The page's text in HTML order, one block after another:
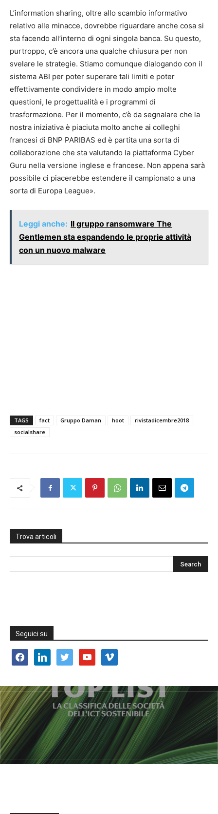
L’information sharing, oltre allo scambio informativo
relativo alle minacce, dovrebbe riguardare anche cosa si
sta facendo all’interno di ogni singola banca. Su questo,
purtroppo, c’è ancora una qualche chiusura per non
svelare le strategie. Stiamo comunque dialogando con il
sistema ABI per poter superare tali limiti e poter
effettivamente condividere in modo ampio molte
questioni, le progettualità e i programmi di
trasformazione. Per il momento, c’è da segnalare che la
nostra iniziativa è piaciuta molto anche ai colleghi
francesi di BNP PARIBAS ed è partita una sorta di
collaborazione che sta valutando la piattaforma Cyber
Guru nella versione inglese e francese. Non appena sarà
possibile ci piacerebbe estendere il campionato a una
sorta di Europa League».
Leggi anche: Il gruppo ransomware The
Gentlemen sta espandendo le proprie attività
con un nuovo malware
TAGS fact Gruppo Daman hoot
rivistadicembre2018
socialshare
Trova articoli
Seguici su
facebooklinkedin twitter youtube vimeo